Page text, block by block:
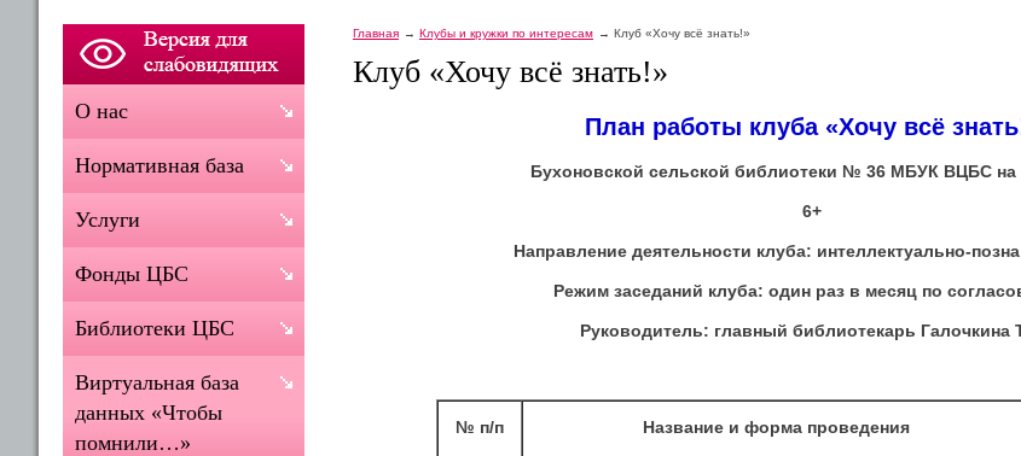
Главная Клубы и кружки по интересам Клуб «Хочу всё знать!»
Клуб «Хочу всё знать!»
План работы клуба «Хочу всё
Бухоновской сельской библиотеки № 36 МБУК ВЦБС на
6+
Направление деятельности клуба: интеллектуально-
Режим заседаний клуба: один раз в месяц по
Руководитель: главный библиотекарь Галочкина
№ п/п Название и форма проведения
О нас
Нормативная база
Услуги
Фонды ЦБС
Библиотеки ЦБС
Виртуальная база
данных «Чтобы
помнили…»